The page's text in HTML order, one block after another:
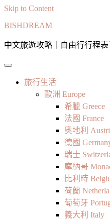
Skip to Content
BISHDREAM
中文旅遊攻略｜自由行行程
旅行生活
歐洲 Europe
希臘 Greece
法國 France
奧地利
德國
瑞士
摩納哥
比利時
荷蘭
葡萄牙
義大利 Italy